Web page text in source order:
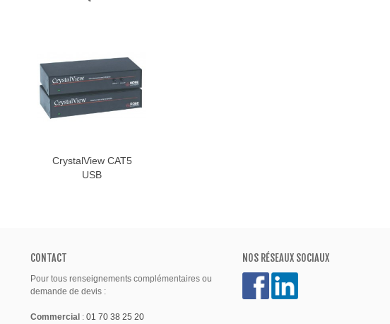
CrystalView CAT5
USB
CONTACT
Pour tous renseignements complémentaires ou
demande de devis :
Commercial : 01 70 38 25 20
NOS RÉSEAUX SOCIAUX